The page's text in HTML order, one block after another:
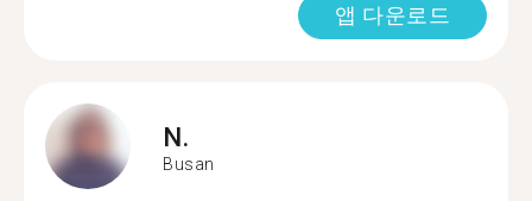
앱 다운로드
N.
Busan